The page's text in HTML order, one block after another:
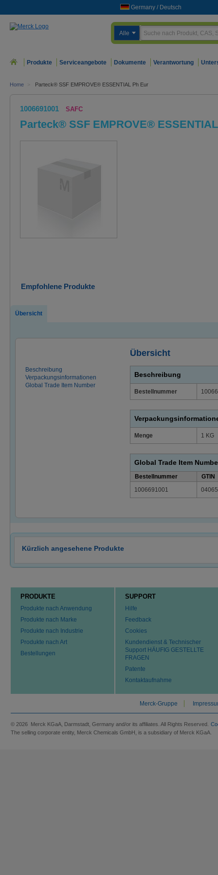
Germany / Deutsch
Alle
Produkte Serviceangebote Dokumente Verantwortung
Home > Parteck® SSF EMPROVE® ESSENTIAL Ph Eur
1006691001 SAFC
Parteck® SSF EMPROVE®
Empfohlene Produkte
Übersicht
Übersicht
Beschreibung
Verpackungsinformationen
Global Trade Item Number
Beschreibung
Bestellnummer
Menge 1 KG
Global Trade Item
Bestellnummer
GTIN
1006691001
Kürzlich angesehene Produkte
PRODUKTE
Produkte nach Anwendung
Produkte nach Marke
Produkte nach Industrie
Produkte nach Art
Bestellungen
SUPPORT
Hilfe
Feedback
Cookies
Kundendienst & Technischer
Support HÄUFIG GESTELLTE
FRAGEN
Patente
Kontaktaufnahme
Merck-Gruppe
© 2026 Merck KGaA, Darmstadt, Germany and/or its affiliates. All Rights Reserved.
The selling corporate entity, Merck Chemicals GmbH, is a subsidiary of Merck KGaA.